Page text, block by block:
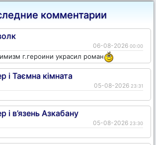
комментарии
06-08-2026 00:00
г.героини украсил роман
і Таємна кімната
05-08-2026 23:31
і в’язень Азкабану
05-08-2026 23:30